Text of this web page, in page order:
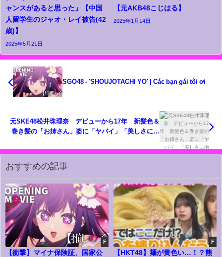
ャンスがあると思った」【中国
人留学生のジャオ・レイ被告(42
歳)】
2025年5月21日
【元AKB48こじはる】
2025年1月14日
SGO48 - 'SHOUJOTACHI YO' | Các bạn gái tôi ơi
元SKE48松井珠理奈 デビューから17年 新髪色＆
巻き髪の「お姉さん」姿に「ヤバイ」「美しさに衝
おすすめの記事
F
【衝撃】マイナ保険証、国家公
F
【HKT48】麺が黄色い…！？熊